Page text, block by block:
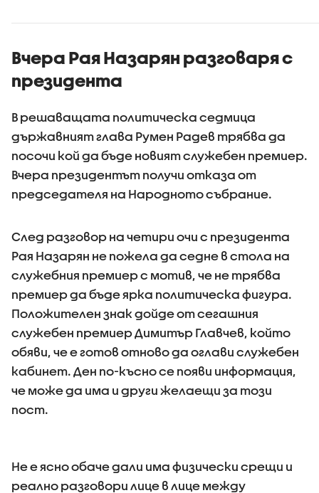
доверие през
Вчера Рая Назарян разговаря с
президента
В решаващата политическа седмица
държавният глава Румен Радев трябва да
посочи кой да бъде новият служебен премиер.
Вчера президентът получи отказа от
председателя на Народното събрание.
След разговор на четири очи с президента
Рая Назарян не пожела да седне в стола на
служебния премиер с мотив, че не трябва
премиер да бъде ярка политическа фигура.
Положителен знак дойде от сегашния
служебен премиер Димитър Главчев, който
обяви, че е готов отново да оглави служебен
кабинет. Ден по-късно се появи информация,
че може да има и други желаещи за този
пост.
Не е ясно обаче дали има физически срещи и
реално разговори лице в лице между